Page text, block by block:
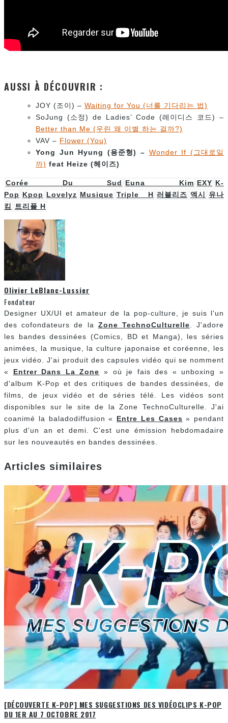
AUSSI À DÉCOUVRIR :
JOY (조이) – Waiting for You (너를 기다리는 법)
SoJung (소정) de Ladies’ Code (레이디스 코드) –
Better than Me (우린 왜 이별 하는 걸까?)
VAV – Flower (You)
Yong Jun Hyung (용준형) – Wonder If (그대로일
까) feat Heize (헤이즈)
Corée Du Sud Euna Kim EXY K-
Pop Kpop Lovelyz Musique Triple H 러블리즈 엑시
유나
킴
트리플 H
Olivier LeBlanc-Lussier
Fondateur
Designer UX/UI et amateur de la pop-culture, je suis l'un
des cofondateurs de la Zone TechnoCulturelle. J'adore
les bandes dessinées (Comics, BD et Manga), les séries
animées, la musique, la culture japonaise et coréenne, les
jeux vidéo. J'ai produit des capsules vidéo qui se nomment
« Entrer Dans La Zone » où je fais des « unboxing »
d'album K-Pop et des critiques de bandes dessinées, de
films, de jeux vidéo et de séries télé. Les vidéos sont
disponibles sur le site de la Zone TechnoCulturelle. J'ai
coanimé la baladodiffusion « Entre Les Cases » pendant
plus d'un an et demi. C'est une émission hebdomadaire
sur les nouveautés en bandes dessinées.
Articles similaires
[DÉCOUVERTE K-POP] MES SUGGESTIONS DES VIDÉOCLIPS K-POP
DU 1ER AU 7 OCTOBRE 2017